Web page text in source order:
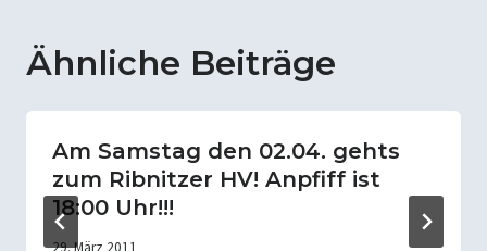
Ähnliche Beiträge
Am Samstag den 02.04. gehts
zum Ribnitzer HV! Anpfiff ist
18:00 Uhr!!!